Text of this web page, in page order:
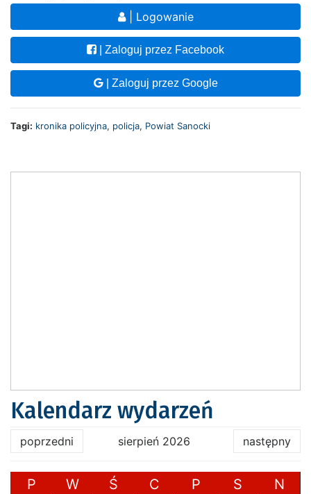
| Logowanie
| Zaloguj przez Facebook
| Zaloguj przez Google
Tagi: kronika policyjna, policja, Powiat Sanocki
Kalendarz wydarzeń
poprzedni sierpień 2026 następny
P W Ś C P S N